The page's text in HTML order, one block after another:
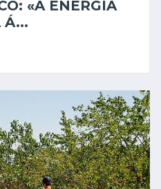
«A ENERGIA
Á...